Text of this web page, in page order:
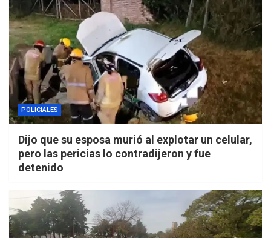
POLICIALES
Dijo que su esposa murió al explotar un celular,
pero las pericias lo contradijeron y fue
detenido